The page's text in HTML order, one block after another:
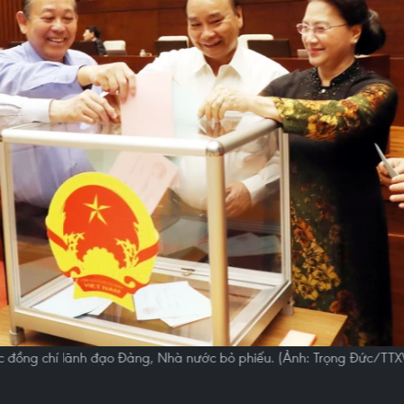
đồng chí lãnh đạo Đảng, Nhà nước bỏ phiếu. (Ảnh: Trọng Đức/